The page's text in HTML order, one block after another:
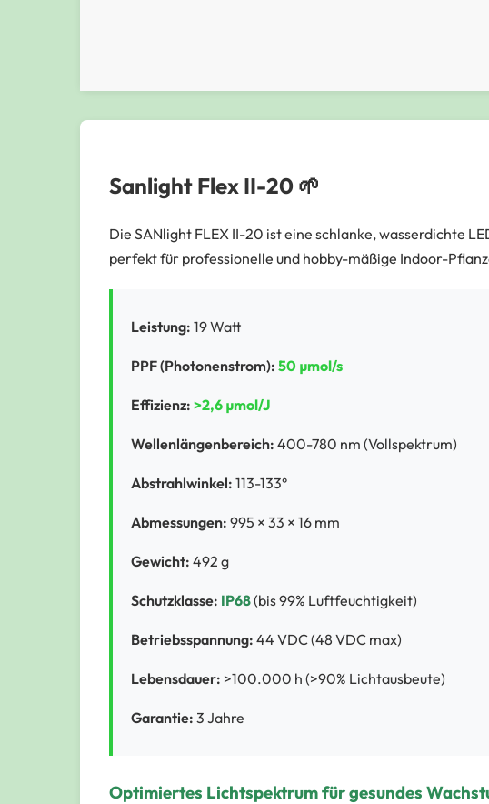
Sanlight Flex II-20 🌱
Die SANlight FLEX II-20 ist eine schlanke, wasserdichte
perfekt für professionelle und hobby-mäßige Indoor-
Leistung: 19 Watt
PPF (Photonenstrom): 50 µmol/s
Effizienz: >2,6 µmol/J
Wellenlängenbereich: 400-780 nm (Vollspektrum)
Abstrahlwinkel: 113-133°
Abmessungen: 995 × 33 × 16 mm
Gewicht: 492 g
Schutzklasse: IP68(bis 99% Luftfeuchtigkeit)
Betriebsspannung: 44 VDC (48 VDC max)
Lebensdauer: >100.000 h (>90% Lichtausbeute)
Garantie: 3 Jahre
Optimiertes Lichtspektrum für gesundes